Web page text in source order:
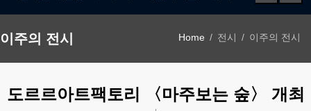
'가우디: 서울에서 다시 태어나다' 개막
예술사진전 《RE: Image — Photography as Art Object》 개최
'파인캐릭터 2026', DDP서 11월 개최
이주의 전시 Home 전시 이주의 전시
도르르아트팩토리 〈마주보는 숲〉 개최